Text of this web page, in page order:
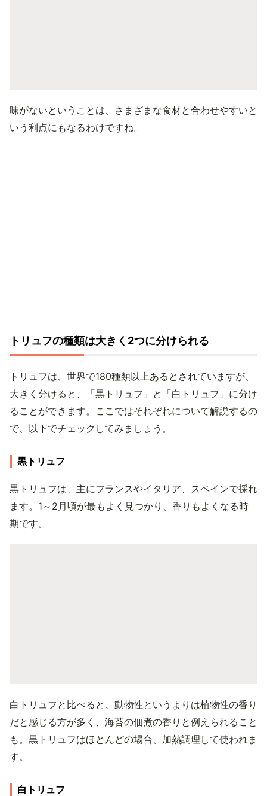
味がないということは、さまざまな食材と合わせやすいと
いう利点にもなるわけですね。
トリュフの種類は大きく2つに分けられる
トリュフは、世界で180種類以上あるとされていますが、
大きく分けると、「黒トリュフ」と「白トリュフ」に分け
ることができます。ここではそれぞれについて解説するの
で、以下でチェックしてみましょう。
黒トリュフ
黒トリュフは、主にフランスやイタリア、スペインで採れ
ます。1～2月頃が最もよく見つかり、香りもよくなる時
期です。
白トリュフと比べると、動物性というよりは植物性の香り
だと感じる方が多く、海苔の佃煮の香りと例えられること
も。黒トリュフはほとんどの場合、加熱調理して使われま
す。
白トリュフ